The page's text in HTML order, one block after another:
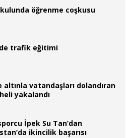
öğrenme coşkusu
trafik eğitimi
altınla vatandaşları dolandıran
yakalandı
İpek Su Tan’dan
ikincilik başarısı